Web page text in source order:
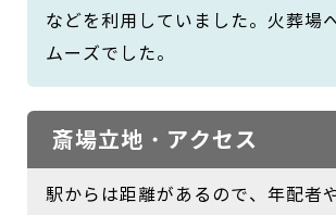
などを利用していました。火葬場
ムーズでした。
斎場立地・アクセス
駅からは距離があるので、年配者